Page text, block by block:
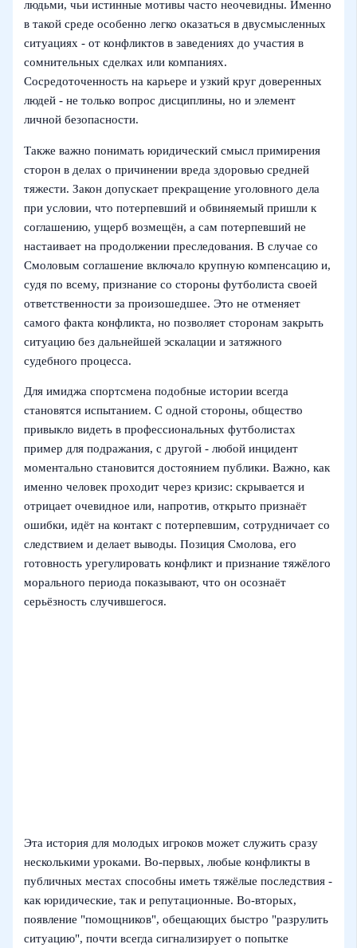
людьми, чьи истинные мотивы часто неочевидны. Именно
в такой среде особенно легко оказаться в двусмысленных
ситуациях - от конфликтов в заведениях до участия в
сомнительных сделках или компаниях.
Сосредоточенность на карьере и узкий круг доверенных
людей - не только вопрос дисциплины, но и элемент
личной безопасности.
Также важно понимать юридический смысл примирения
сторон в делах о причинении вреда здоровью средней
тяжести. Закон допускает прекращение уголовного дела
при условии, что потерпевший и обвиняемый пришли к
соглашению, ущерб возмещён, а сам потерпевший не
настаивает на продолжении преследования. В случае со
Смоловым соглашение включало крупную компенсацию и,
судя по всему, признание со стороны футболиста своей
ответственности за произошедшее. Это не отменяет
самого факта конфликта, но позволяет сторонам закрыть
ситуацию без дальнейшей эскалации и затяжного
судебного процесса.
Для имиджа спортсмена подобные истории всегда
становятся испытанием. С одной стороны, общество
привыкло видеть в профессиональных футболистах
пример для подражания, с другой - любой инцидент
моментально становится достоянием публики. Важно, как
именно человек проходит через кризис: скрывается и
отрицает очевидное или, напротив, открыто признаёт
ошибки, идёт на контакт с потерпевшим, сотрудничает со
следствием и делает выводы. Позиция Смолова, его
готовность урегулировать конфликт и признание тяжёлого
морального периода показывают, что он осознаёт
серьёзность случившегося.
Эта история для молодых игроков может служить сразу
несколькими уроками. Во-первых, любые конфликты в
публичных местах способны иметь тяжёлые последствия -
как юридические, так и репутационные. Во-вторых,
появление "помощников", обещающих быстро "разрулить
ситуацию", почти всегда сигнализирует о попытке